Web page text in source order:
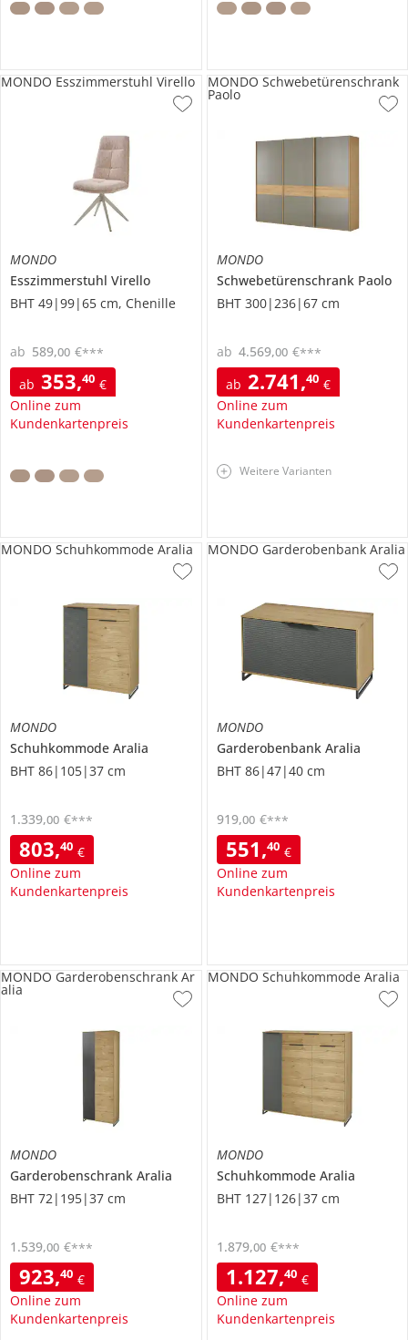
MONDO
Esszimmerstuhl Virello
BHT 49|99|65 cm, Chenille
ab 353,40 €
Online zum
Kundenkartenpreis
ab 589,00 €***
MONDO Esszimmerstuhl Virello
MONDO
Schwebetürenschrank Paolo
BHT 300|236|67 cm
ab 2.741,40 €
Online zum
Kundenkartenpreis
ab 4.569,00 €***
MONDO Schwebetürenschrank
Paolo
Weitere Varianten
MONDO
Schuhkommode Aralia
BHT 86|105|37 cm
803,40 €
Online zum
Kundenkartenpreis
1.339,00 €***
MONDO Schuhkommode Aralia
MONDO
Garderobenbank Aralia
BHT 86|47|40 cm
551,40 €
Online zum
Kundenkartenpreis
919,00 €***
MONDO Garderobenbank Aralia
MONDO
Garderobenschrank Aralia
BHT 72|195|37 cm
923,40 €
Online zum
Kundenkartenpreis
1.539,00 €***
MONDO Garderobenschrank Ar
alia
MONDO
Schuhkommode Aralia
BHT 127|126|37 cm
1.127,40 €
Online zum
Kundenkartenpreis
1.879,00 €***
MONDO Schuhkommode Aralia